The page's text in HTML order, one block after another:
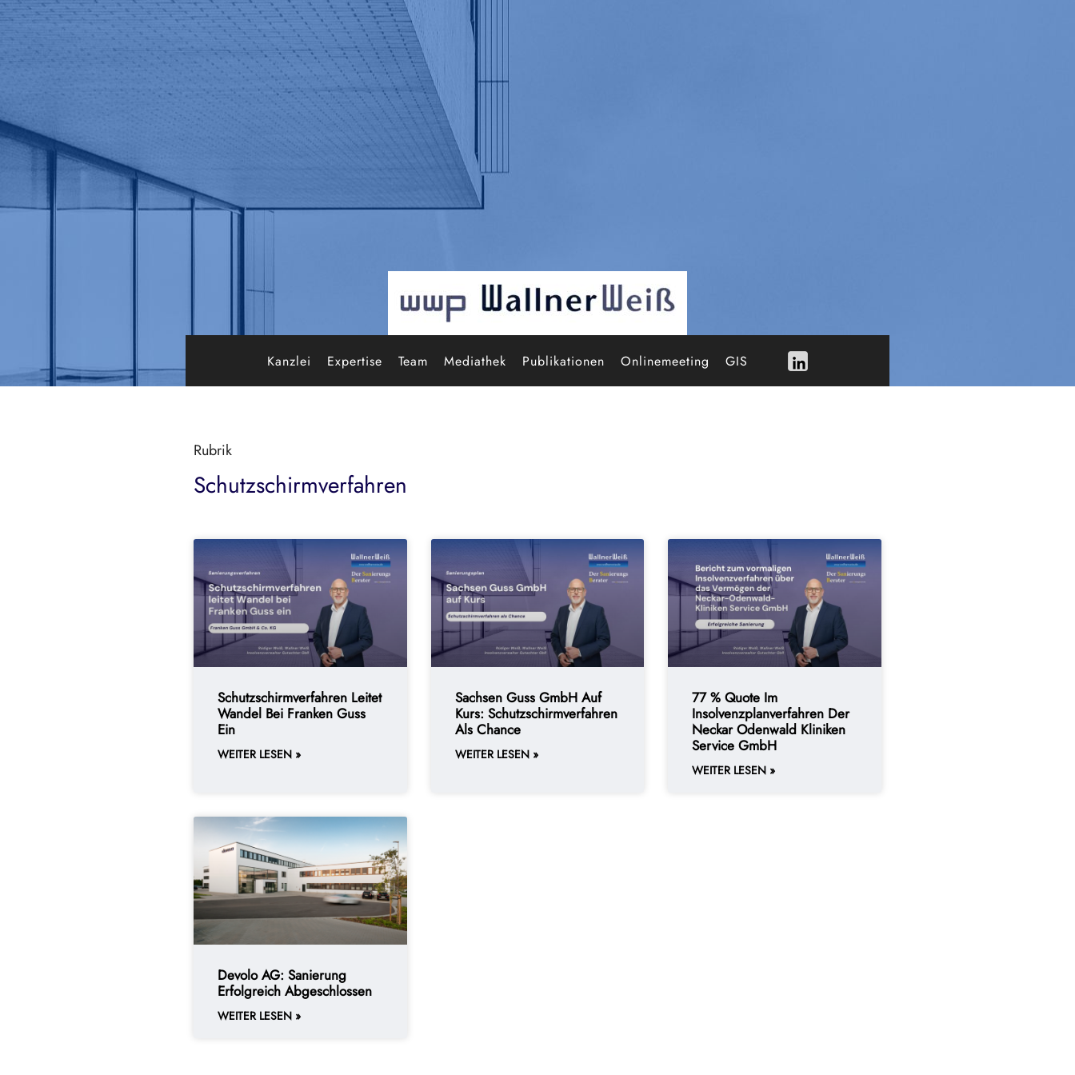
Kanzlei Expertise Team Mediathek Publikationen Onlinemeeting GIS
Rubrik
Schutzschirmverfahren
Schutzschirmverfahren Leitet
Wandel Bei Franken Guss
Ein
WEITER LESEN »
Sachsen Guss GmbH Auf
Kurs: Schutzschirmverfahren
Als Chance
WEITER LESEN »
77 % Quote Im
Insolvenzplanverfahren Der
Neckar Odenwald Kliniken
Service GmbH
WEITER LESEN »
Devolo AG: Sanierung
Erfolgreich Abgeschlossen
WEITER LESEN »